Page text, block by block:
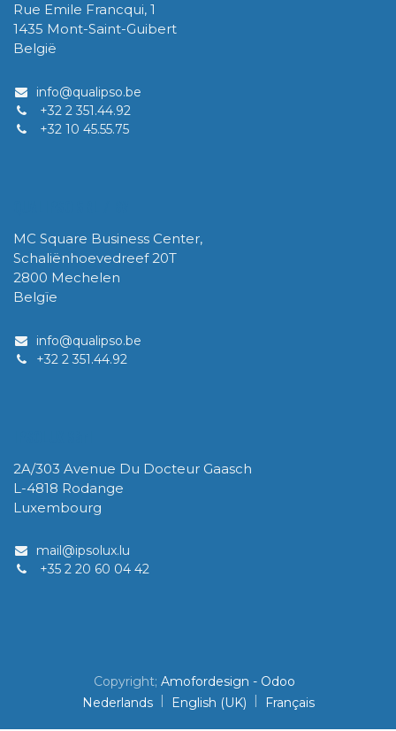
Rue Emile Francqui, 1
1435 Mont-Saint-Guibert
België
info@qualipso.be
+32 2 351.44.92
+32 10 45.55.75
MC Square Business Center,
Schaliënhoevedreef 20T
2800 Mechelen
Belgïe
info@qualipso.be
​+32 2 351.44.92
2A/303 Avenue Du Docteur Gaasch
L-4818 Rodange
Luxembourg
mail@ipsolux.lu
+35 2 20 60 04 42
Copyright; Amofordesign - Odoo
Nederlands | English (UK) | Français